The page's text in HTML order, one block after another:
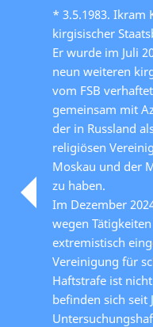
* 3.5.1983. Ikram
kirgisischer
Er wurde im Juli
neun weiteren
vom FSB
gemeinsam mit
der in Russland
religiösen
Moskau und der
zu haben.
Im Dezember
wegen
extremistisch
Vereinigung für
Haftstrafe ist
befinden sich seit